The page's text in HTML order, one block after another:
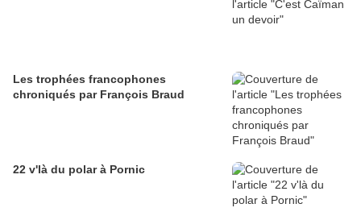
Les trophées francophones
chroniqués par François Braud
22 v'là du polar à Pornic